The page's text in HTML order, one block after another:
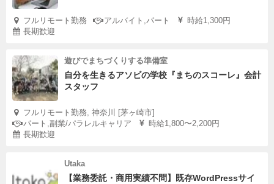
フルリモート勤務 アルバイト,パート
時給1,300円
長期歓迎
遊びでまちづくりする準備室
自分を生きるアソビの学校『まちのスコーレ』会計
スタッフ
フルリモート勤務, 神奈川 [茅ヶ崎市]
パート,副業/パラレルキャリア
時給1,800〜2,200円
長期歓迎
Utaka
【業務委託・商用実績不問】既存WordPressサイ